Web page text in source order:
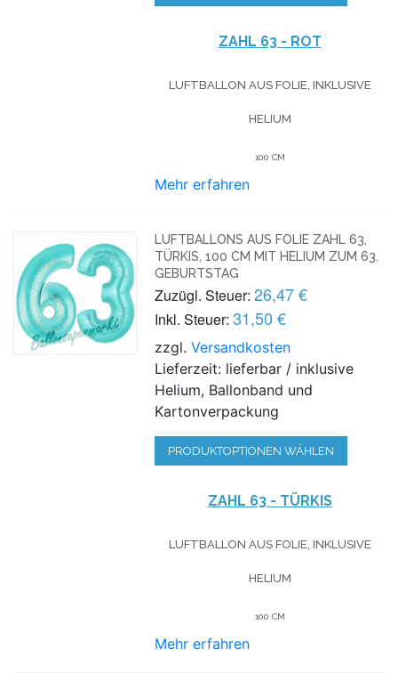
ZAHL 63 - ROT
LUFTBALLON AUS FOLIE, INKLUSIVE
HELIUM
100 CM
Mehr erfahren
LUFTBALLONS AUS FOLIE ZAHL 63,
TÜRKIS, 100 CM MIT HELIUM ZUM 63.
GEBURTSTAG
Zuzügl. Steuer: 26,47 €
Inkl. Steuer: 31,50 €
zzgl.Versandkosten
Lieferzeit: lieferbar / inklusive
Helium, Ballonband und
Kartonverpackung
PRODUKTOPTIONEN WÄHLEN
ZAHL 63 - TÜRKIS
LUFTBALLON AUS FOLIE, INKLUSIVE
HELIUM
100 CM
Mehr erfahren